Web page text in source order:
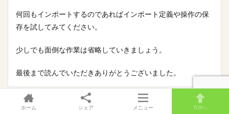
何回もインポートするのであればインポート定義や操作の保
存を試してみてください。
少しでも面倒な作業は省略していきましょう。
最後まで読んでいただきありがとうございました。
ホーム シェア メニュー TOPへ